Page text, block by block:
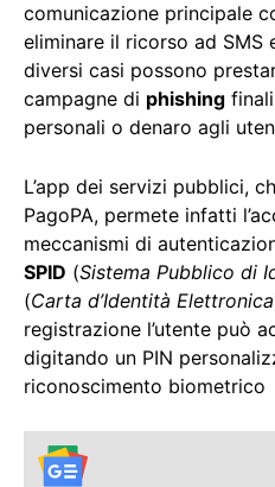
comunicazione principale
eliminare il ricorso ad SMS
diversi casi possono
campagne di phishing
personali o denaro agli
L’app dei servizi pubblici,
PagoPA, permete infatti
meccanismi di
SPID (Sistema Pubblico di
(Carta d’Identità Elettronica
registrazione l’utente può
digitando un PIN
riconoscimento biometrico